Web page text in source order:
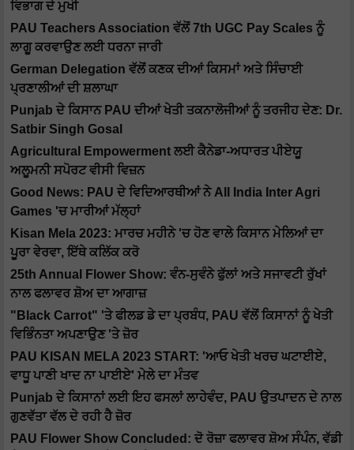
ਵਿਭਾਗ ਦੇ ਮੁਖੀ
PAU Teachers Association ਵੱਲੋਂ 7th UGC Pay Scales ਨੂੰ
ਲਾਗੂ ਕਰਵਾਉਣ ਲਈ ਧਰਨਾ ਜਾਰੀ
German Delegation ਵੱਲੋਂ ਕਣਕ ਦੀਆਂ ਕਿਸਮਾਂ ਅਤੇ ਸਿੰਚਾਈ
ਪ੍ਰਣਾਲੀਆਂ ਦੀ ਸ਼ਲਾਘਾ
Punjab ਦੇ ਕਿਸਾਨ PAU ਦੀਆਂ ਖੇਤੀ ਤਕਨਾਲੋਜੀਆਂ ਨੂੰ ਤਰਜੀਹ ਦੇਣ: Dr.
Satbir Singh Gosal
Agricultural Empowerment ਲਈ ਕੈਨੇਡਾ-ਅਧਾਰਤ ਪੀਏਯੂ
ਅਲੂਮਨੀ ਸਪੋਰਟ ਵੀਸੀ ਵਿਜ਼ਨ
Good News: PAU ਦੇ ਵਿਦਿਆਰਥੀਆਂ ਨੇ All India Inter Agri
Games 'ਚ ਮਾਰੀਆਂ ਮੱਲ੍ਹਾਂ
Kisan Mela 2023: ਮਾਰਚ ਮਹੀਨੇ 'ਚ ਹੋਣ ਵਾਲੇ ਕਿਸਾਨ ਮੇਲਿਆਂ ਦਾ
ਪੂਰਾ ਵੇਰਵਾ, ਇੱਥੇ ਕਲਿੱਕ ਕਰੋ
25th Annual Flower Show: ਵੰਨ-ਸੁਵੰਨੇ ਫੁੱਲਾਂ ਅਤੇ ਸਜਾਵਟੀ ਰੁੱਖਾਂ
ਨਾਲ ਫਲਾਵਰ ਸ਼ੋਅ ਦਾ ਆਗਾਜ਼
"Black Carrot" 'ਤੇ ਫੀਲਡ ਡੇ ਦਾ ਪ੍ਰਬੰਧ, PAU ਵੱਲੋਂ ਕਿਸਾਨਾਂ ਨੂੰ ਖੇਤੀ
ਵਿਭਿੰਨਤਾ ਅਪਣਾਉਣ 'ਤੇ ਜ਼ੋਰ
PAU KISAN MELA 2023 START: 'ਆਓ ਖੇਤੀ ਖਰਚ ਘਟਾਈਏ,
ਵਾਧੂ ਪਾਣੀ ਖਾਦ ਨਾ ਪਾਈਏ' ਮੇਲੇ ਦਾ ਮੰਤਵ
Punjab ਦੇ ਕਿਸਾਨਾਂ ਲਈ ਇਹ ਫਸਲਾਂ ਲਾਹੇਵੰਦ, PAU ਉਤਪਾਦਨ ਦੇ ਨਾਲ
ਗੁਣਵੱਤਾ ਵੱਲ ਦੇ ਰਹੀ ਹੈ ਜ਼ੋਰ
PAU Flower Show Concluded: ਦੋ ਰੋਜ਼ਾ ਫਲਾਵਰ ਸ਼ੋਅ ਸੰਪੰਨ, ਵੱਡੀ